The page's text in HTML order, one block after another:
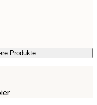
Produkte